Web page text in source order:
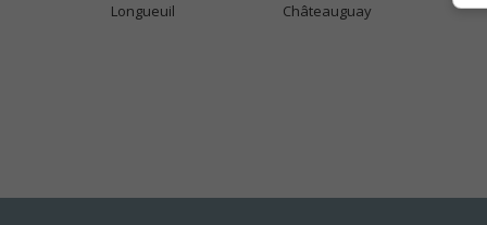
Longueuil
Châteauguay